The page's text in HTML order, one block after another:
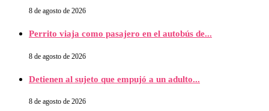
8 de agosto de 2026
Perrito viaja como pasajero en el autobús de...
8 de agosto de 2026
Detienen al sujeto que empujó a un adulto...
8 de agosto de 2026